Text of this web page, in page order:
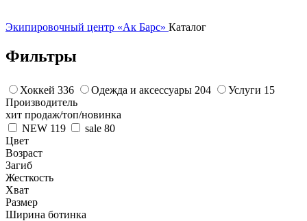
Экипировочный центр «Ак Барс» Каталог
Фильтры
Хоккей 336 Одежда и аксессуары 204 Услуги 15
Производитель
хит продаж/топ/новинка
NEW 119 sale 80
Цвет
Возраст
Загиб
Жесткость
Хват
Размер
Ширина ботинка